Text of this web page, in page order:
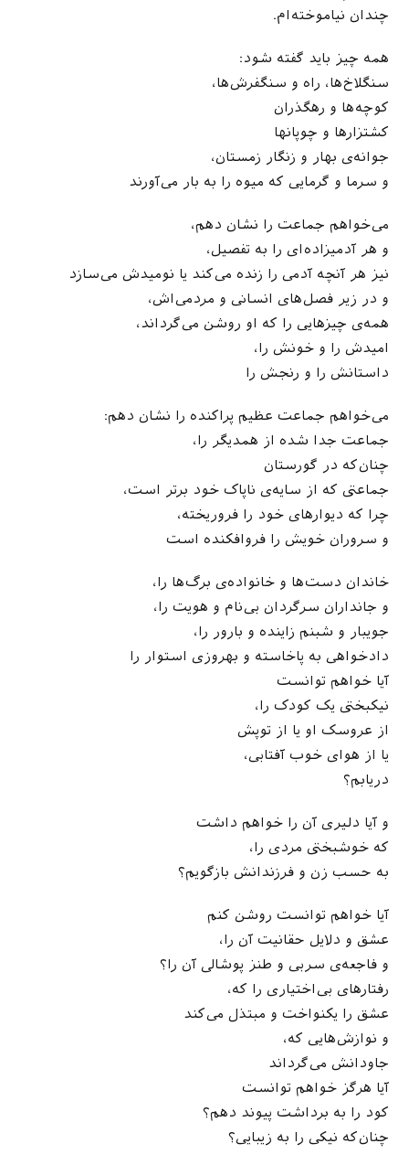
چندان نیاموخته‌ام.
همه چیز باید گفته شود:
سنگلاخ‌ها، راه و سنگفرش‌ها،
کوچه‌ها و رهگذران
کشتزارها و چوپانها
جوانه‌ی بهار و زنگار زمستان،
و سرما و گرمایی که میوه را به بار می‌آورند
می‌خواهم جماعت را نشان دهم،
و هر آدمیزاده‌ای را به تفصیل،
نیز هر آنچه آدمی را زنده می‌کند یا نومیدش می‌سازد
و در زیر فصل‌های انسانی و مردمی‌اش،
همه‌ی چیزهایی را که او روشن می‌گرداند،
امیدش را و خونش را،
داستانش را و رنجش را
می‌خواهم جماعت عظیم پراکنده را نشان دهم:
جماعت جدا شده از همدیگر را،
چنان‌که در گورستان
جماعتی که از سایه‌ی ناپاک خود برتر است،
چرا که دیوارهای خود را فروریخته،
و سروران خویش را فروافکنده است
خاندان دست‌ها و خانواده‌ی برگ‌ها را،
و جانداران سرگردان بی‌نام و هویت را،
جویبار و شبنم زاینده و بارور را،
دادخواهی به پاخاسته و بهروزی استوار را
آیا خواهم توانست
نیکبختی یک کودک را،
از عروسک او یا از توپش
یا از هوای خوب آفتابی،
دریابم؟
و آیا دلیری آن را خواهم داشت
که خوشبختی مردی را،
به حسب زن و فرزندانش بازگویم؟
آیا خواهم توانست روشن کنم
عشق و دلایل حقانیت آن را،
و فاجعه‌ی سربی و طنز پوشالی آن را؟
رفتارهای بی‌اختیاری را که،
عشق را یکنواخت و مبتذل می‌کند
و نوازش‌هایی که،
جاودانش می‌گرداند
آیا هرگز خواهم توانست
کود را به برداشت پیوند دهم؟
چنان‌که نیکی را به زیبایی؟